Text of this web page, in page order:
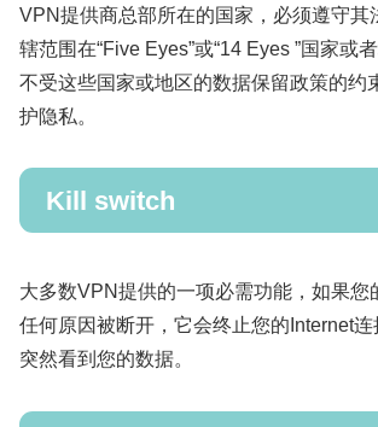
VPN提供商总部所在的国家，必须遵守其
辖范围在“Five Eyes”或“14 Eyes ”国家或
不受这些国家或地区的数据保留政策的约
护隐私。
Kill switch
大多数VPN提供的一项必需功能，如果您
任何原因被断开，它会终止您的Internet连
突然看到您的数据。